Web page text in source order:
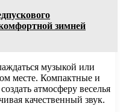
зимней
музыкой или
месте. Компактные и
атмосферу веселья
качественный звук.